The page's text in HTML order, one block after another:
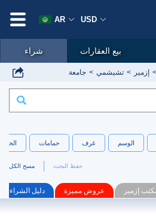
إزمير تشيشمي جامعة
الوسم غرف حمامات الحجم
مسح الكل حفظ البحث
إزمير عروض مميزة دليل الشراء
USD
AR
شراء بيع العقارات